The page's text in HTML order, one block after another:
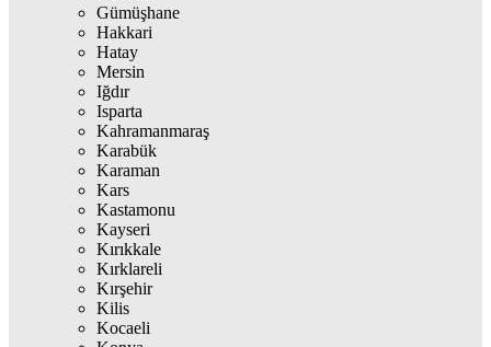
Gümüşhane
Hakkari
Hatay
Mersin
Iğdır
Isparta
Kahramanmaraş
Karabük
Karaman
Kars
Kastamonu
Kayseri
Kırıkkale
Kırklareli
Kırşehir
Kilis
Kocaeli